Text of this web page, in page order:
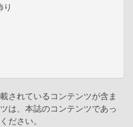
されているコンテンツが含ま
は、本誌のコンテンツであっ
ださい。